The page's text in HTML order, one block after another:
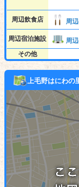
周辺飲食店 周
周辺宿泊施設
周
その他
上毛野はにわ